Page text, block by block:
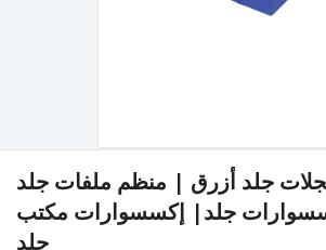
جلد أزرق | منظم ملفات جلد
جلد| إكسسوارات مكتب
جلد